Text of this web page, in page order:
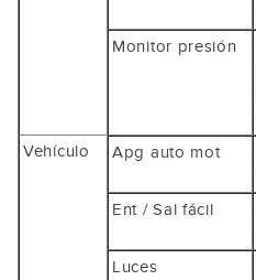
Monitor presión
Vehículo Apg auto mot
Ent / Sal fácil
Luces